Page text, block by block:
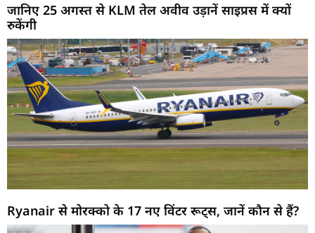
जानिए 25 अगस्त से KLM तेल अवीव उड़ानें साइप्रस में क्यों
रुकेंगी
Ryanair से मोरक्को के 17 नए विंटर रूट्स, जानें कौन से हैं?